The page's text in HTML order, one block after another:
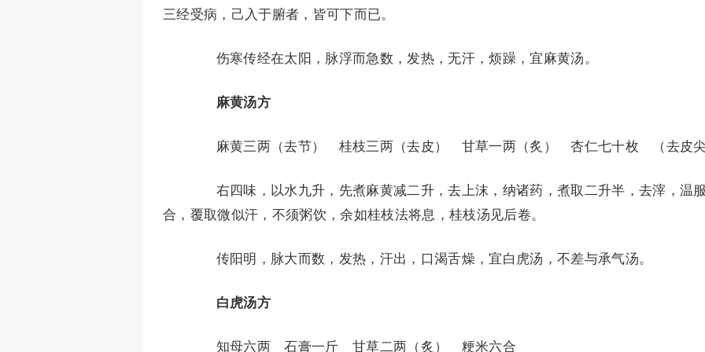
三经受病，己入于腑者，皆可下而已。
伤寒传经在太阳，脉浮而急数，发热，无汗，烦躁，宜麻黄汤。
麻黄汤方
麻黄三两（去节） 桂枝三两（去皮） 甘草一两（炙） 杏仁七十枚 （去皮尖
右四味，以水九升，先煮麻黄减二升，去上沫，纳诸药，煮取二升半，去滓，温
合，覆取微似汗，不须粥饮，余如桂枝法将息，桂枝汤见后卷。
传阳明，脉大而数，发热，汗出，口渴舌燥，宜白虎汤，不差与承气汤。
白虎汤方
知母六两 石膏一斤 甘草二两（炙） 粳米六合